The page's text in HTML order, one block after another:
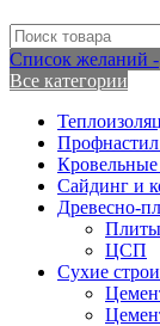
Список желаний -
Все категории
Сайдинг и
Древесно-
ЦСП
Сухие